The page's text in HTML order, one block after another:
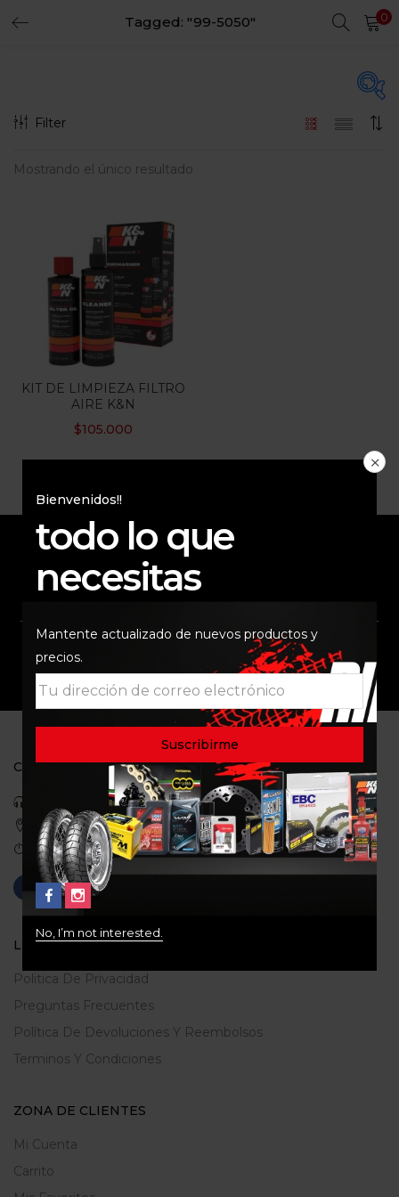
Tagged: "99-5050" 0
En oferta
Filter
Mostrando el único resultado
KIT DE LIMPIEZA FILTRO
AIRE K&N
$105.000
Bienvenidos!!
todo lo que
necesitas
Mantente actualizado de nuevos productos y
precios.
No, I’m not interested.
ENVÍO RAPIDO Y
SEGURO
SOPORTE COMUNIDAD
CONTACTO
Celular: 3113422933
Medellin, Colombia
Correo: gerencia@ridershouse.co
LEGALES
Politica De Privacidad
Preguntas Frecuentes
Política De Devoluciones Y Reembolsos
Terminos Y Condiciones
ZONA DE CLIENTES
Mi Cuenta
Carrito
REGISTER
Remember me
Lost password?